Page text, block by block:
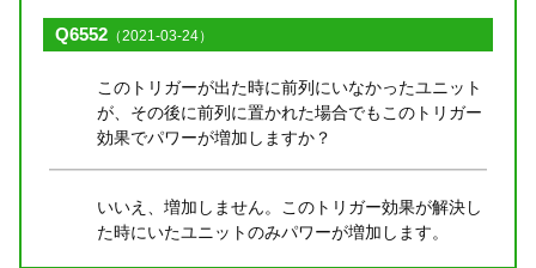
Q6552 （2021-03-24）
このトリガーが出た時に前列にいなかったユニット
が、その後に前列に置かれた場合でもこのトリガー
効果でパワーが増加しますか？
いいえ、増加しません。このトリガー効果が解決し
た時にいたユニットのみパワーが増加します。